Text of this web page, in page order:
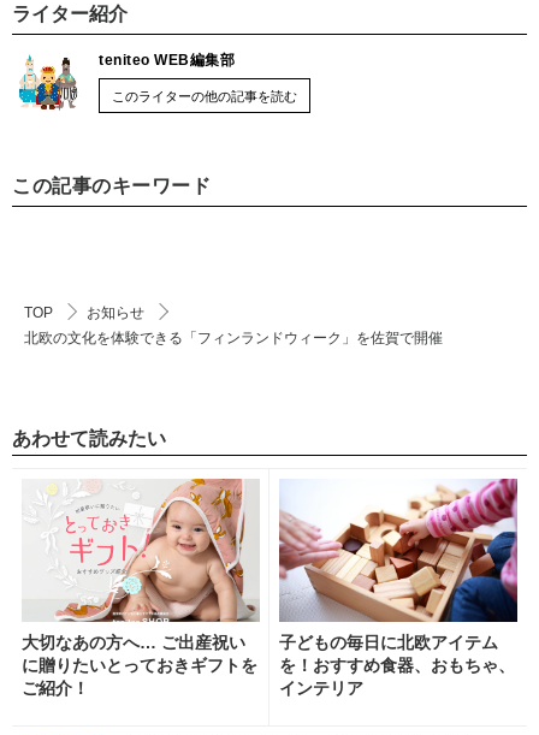
ライター紹介
teniteo WEB編集部
このライターの他の記事を読む
この記事のキーワード
TOP
お知らせ
北欧の文化を体験できる「フィンランドウィーク」を佐賀で開催
あわせて読みたい
大切なあの方へ… ご出産祝い
に贈りたいとっておきギフトを
ご紹介！
子どもの毎日に北欧アイテム
を！おすすめ食器、おもちゃ、
インテリア